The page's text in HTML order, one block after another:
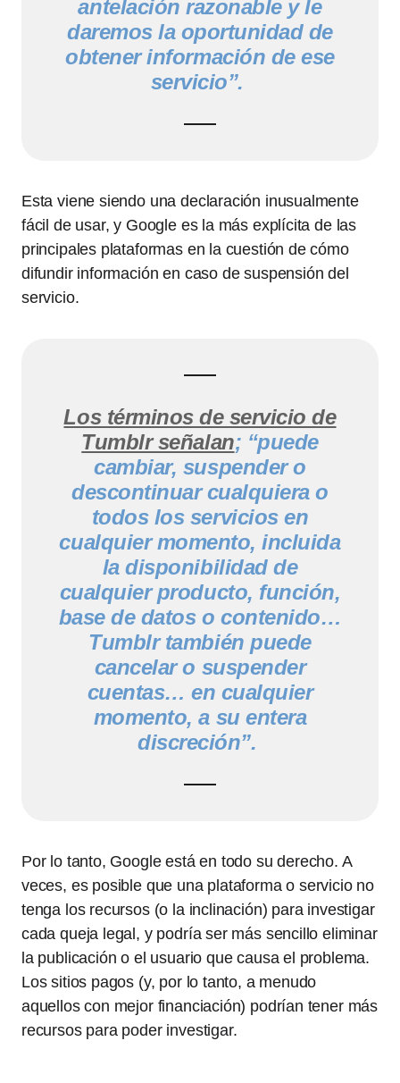
antelación razonable y le
daremos la oportunidad de
obtener información de ese
servicio”.
Esta viene siendo una declaración inusualmente
fácil de usar, y Google es la más explícita de las
principales plataformas en la cuestión de cómo
difundir información en caso de suspensión del
servicio.
Los términos de servicio de
Tumblr señalan; “puede
cambiar, suspender o
descontinuar cualquiera o
todos los servicios en
cualquier momento, incluida
la disponibilidad de
cualquier producto, función,
base de datos o contenido…
Tumblr también puede
cancelar o suspender
cuentas… en cualquier
momento, a su entera
discreción”.
Por lo tanto, Google está en todo su derecho. A
veces, es posible que una plataforma o servicio no
tenga los recursos (o la inclinación) para investigar
cada queja legal, y podría ser más sencillo eliminar
la publicación o el usuario que causa el problema.
Los sitios pagos (y, por lo tanto, a menudo
aquellos con mejor financiación) podrían tener más
recursos para poder investigar.